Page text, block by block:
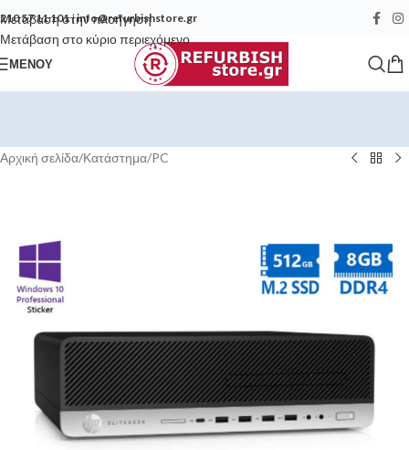
Μετάβαση στην πλοήγηση
Μετάβαση στο κύριο περιεχόμενο
210 57 11 101|info@refurbishstore.gr
ΜΕΝΟΎ
Αρχική σελίδα/Κατάστημα/PC